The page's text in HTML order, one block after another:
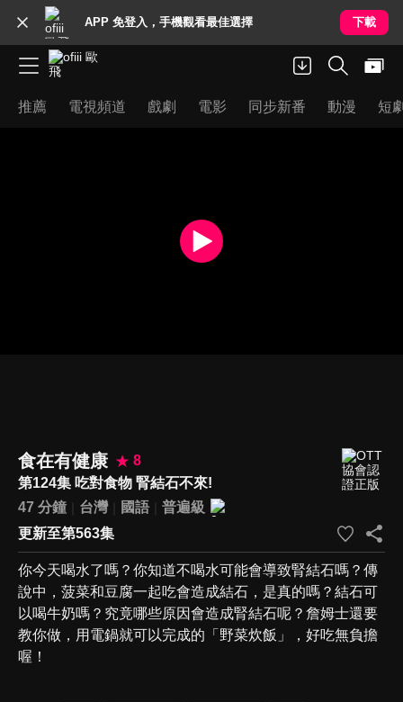
APP 免登入，手機觀看最佳選擇 下載
推薦 電視頻道 戲劇 電影 同步新番 動漫 短
食在有健康
8
第124集 吃對食物 腎結石不來!
47 分鐘
台灣 國語
普遍級
更新至第563集
你今天喝水了嗎？你知道不喝水可能會導致腎結石嗎？傳
說中，菠菜和豆腐一起吃會造成結石，是真的嗎？結石可
以喝牛奶嗎？究竟哪些原因會造成腎結石呢？詹姆士還要
教你做，用電鍋就可以完成的「野菜炊飯」，好吃無負擔
喔！